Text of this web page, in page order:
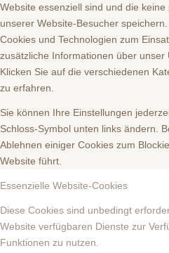
Website essenziell sind und die
unserer Website-Besucher
Cookies und Technologien zum
zusätzliche Informationen über
Klicken Sie auf die verschiedenen
zu erfahren.
Sie können Ihre Einstellungen
Schloss-Symbol unten links ändern.
Ablehnen einiger Cookies zum
Website führt.
Essenzielle Website-Cookies
Diese Cookies sind unbedingt
Website verfügbaren Dienste zur
Funktionen zu nutzen.